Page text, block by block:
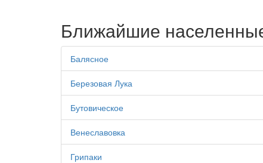
Ближайшие
Балясное
Березовая Лука
Бутовическое
Венеславовка
Грипаки